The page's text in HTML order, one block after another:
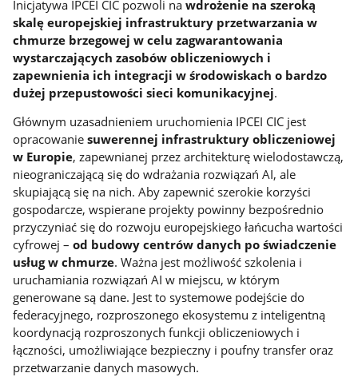
Inicjatywa IPCEI CIC pozwoli nawdrożenie na szeroką
skalę europejskiej infrastruktury przetwarzania w
chmurze brzegowej w celu zagwarantowania
wystarczających zasobów obliczeniowych i
zapewnienia ich integracji w środowiskach o bardzo
dużej przepustowości sieci komunikacyjnej.
Głównym uzasadnieniem uruchomienia IPCEI CIC jest
opracowaniesuwerennej infrastruktury obliczeniowej
w Europie, zapewnianej przez architekturę wielodostawczą,
nieograniczającą się do wdrażania rozwiązań AI, ale
skupiającą się na nich. Aby zapewnić szerokie korzyści
gospodarcze, wspierane projekty powinny bezpośrednio
przyczyniać się do rozwoju europejskiego łańcucha wartości
cyfrowej –od budowy centrów danych po świadczenie
usług w chmurze. Ważna jest możliwość szkolenia i
uruchamiania rozwiązań AI w miejscu, w którym
generowane są dane. Jest to systemowe podejście do
federacyjnego, rozproszonego ekosystemu z inteligentną
koordynacją rozproszonych funkcji obliczeniowych i
łączności, umożliwiające bezpieczny i poufny transfer oraz
przetwarzanie danych masowych.